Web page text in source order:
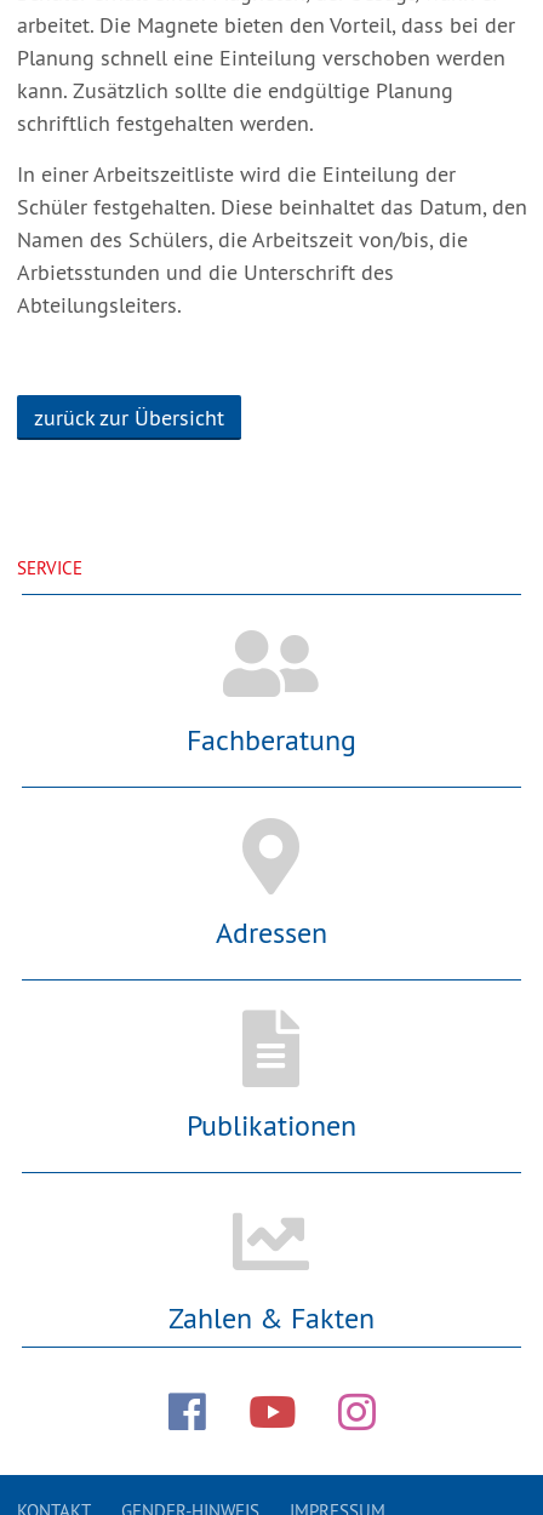
arbeitet. Die Magnete bieten den Vorteil, dass bei der
Planung schnell eine Einteilung verschoben werden
kann. Zusätzlich sollte die endgültige Planung
schriftlich festgehalten werden.
In einer Arbeitszeitliste wird die Einteilung der
Schüler festgehalten. Diese beinhaltet das Datum, den
Namen des Schülers, die Arbeitszeit von/bis, die
Arbietsstunden und die Unterschrift des
Abteilungsleiters.
zurück zur Übersicht
SERVICE
Fachberatung
Adressen
Publikationen
Zahlen & Fakten